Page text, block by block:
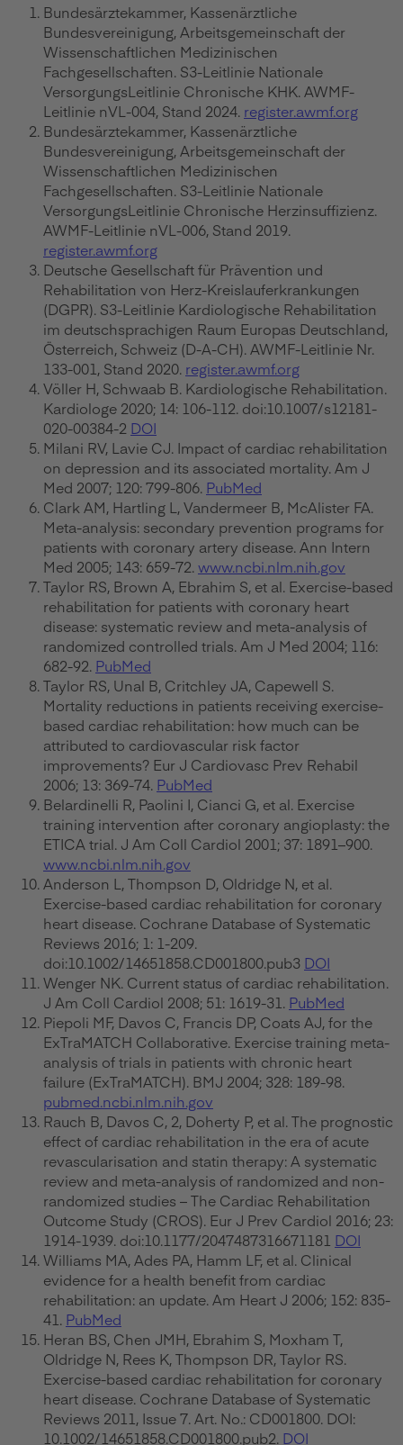
Bundesärztekammer, Kassenärztliche
Bundesvereinigung, Arbeitsgemeinschaft der
Wissenschaftlichen Medizinischen
Fachgesellschaften. S3-Leitlinie Nationale
VersorgungsLeitlinie Chronische KHK. AWMF-
Leitlinie nVL-004, Stand 2024. register.awmf.org
Bundesärztekammer, Kassenärztliche
Bundesvereinigung, Arbeitsgemeinschaft der
Wissenschaftlichen Medizinischen
Fachgesellschaften. S3-Leitlinie Nationale
VersorgungsLeitlinie Chronische Herzinsuffizienz.
AWMF-Leitlinie nVL-006, Stand 2019.
register.awmf.org
Deutsche Gesellschaft für Prävention und
Rehabilitation von Herz-Kreislauferkrankungen
(DGPR). S3-Leitlinie Kardiologische Rehabilitation
im deutschsprachigen Raum Europas Deutschland,
Österreich, Schweiz (D-A-CH). AWMF-Leitlinie Nr.
133-001, Stand 2020. register.awmf.org
Völler H, Schwaab B. Kardiologische Rehabilitation.
Kardiologe 2020; 14: 106-112. doi:10.1007/s12181-
020-00384-2 DOI
Milani RV, Lavie CJ. Impact of cardiac rehabilitation
on depression and its associated mortality. Am J
Med 2007; 120: 799-806. PubMed
Clark AM, Hartling L, Vandermeer B, McAlister FA.
Meta-analysis: secondary prevention programs for
patients with coronary artery disease. Ann Intern
Med 2005; 143: 659-72. www.ncbi.nlm.nih.gov
Taylor RS, Brown A, Ebrahim S, et al. Exercise-based
rehabilitation for patients with coronary heart
disease: systematic review and meta-analysis of
randomized controlled trials. Am J Med 2004; 116:
682-92. PubMed
Taylor RS, Unal B, Critchley JA, Capewell S.
Mortality reductions in patients receiving exercise-
based cardiac rehabilitation: how much can be
attributed to cardiovascular risk factor
improvements? Eur J Cardiovasc Prev Rehabil
2006; 13: 369-74. PubMed
Belardinelli R, Paolini I, Cianci G, et al. Exercise
training intervention after coronary angioplasty: the
ETICA trial. J Am Coll Cardiol 2001; 37: 1891–900.
www.ncbi.nlm.nih.gov
Anderson L, Thompson D, Oldridge N, et al.
Exercise-based cardiac rehabilitation for coronary
heart disease. Cochrane Database of Systematic
Reviews 2016; 1: 1-209.
doi:10.1002/14651858.CD001800.pub3 DOI
Wenger NK. Current status of cardiac rehabilitation.
J Am Coll Cardiol 2008; 51: 1619-31. PubMed
Piepoli MF, Davos C, Francis DP, Coats AJ, for the
ExTraMATCH Collaborative. Exercise training meta-
analysis of trials in patients with chronic heart
failure (ExTraMATCH). BMJ 2004; 328: 189-98.
pubmed.ncbi.nlm.nih.gov
Rauch B, Davos C, 2, Doherty P, et al. The prognostic
effect of cardiac rehabilitation in the era of acute
revascularisation and statin therapy: A systematic
review and meta-analysis of randomized and non-
randomized studies – The Cardiac Rehabilitation
Outcome Study (CROS). Eur J Prev Cardiol 2016; 23:
1914-1939. doi:10.1177/2047487316671181 DOI
Williams MA, Ades PA, Hamm LF, et al. Clinical
evidence for a health benefit from cardiac
rehabilitation: an update. Am Heart J 2006; 152: 835-
41. PubMed
Heran BS, Chen JMH, Ebrahim S, Moxham T,
Oldridge N, Rees K, Thompson DR, Taylor RS.
Exercise-based cardiac rehabilitation for coronary
heart disease. Cochrane Database of Systematic
Reviews 2011, Issue 7. Art. No.: CD001800. DOI:
10.1002/14651858.CD001800.pub2. DOI